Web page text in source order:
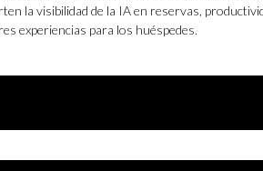
la visibilidad de la IA en reservas,
experiencias para los huéspedes.